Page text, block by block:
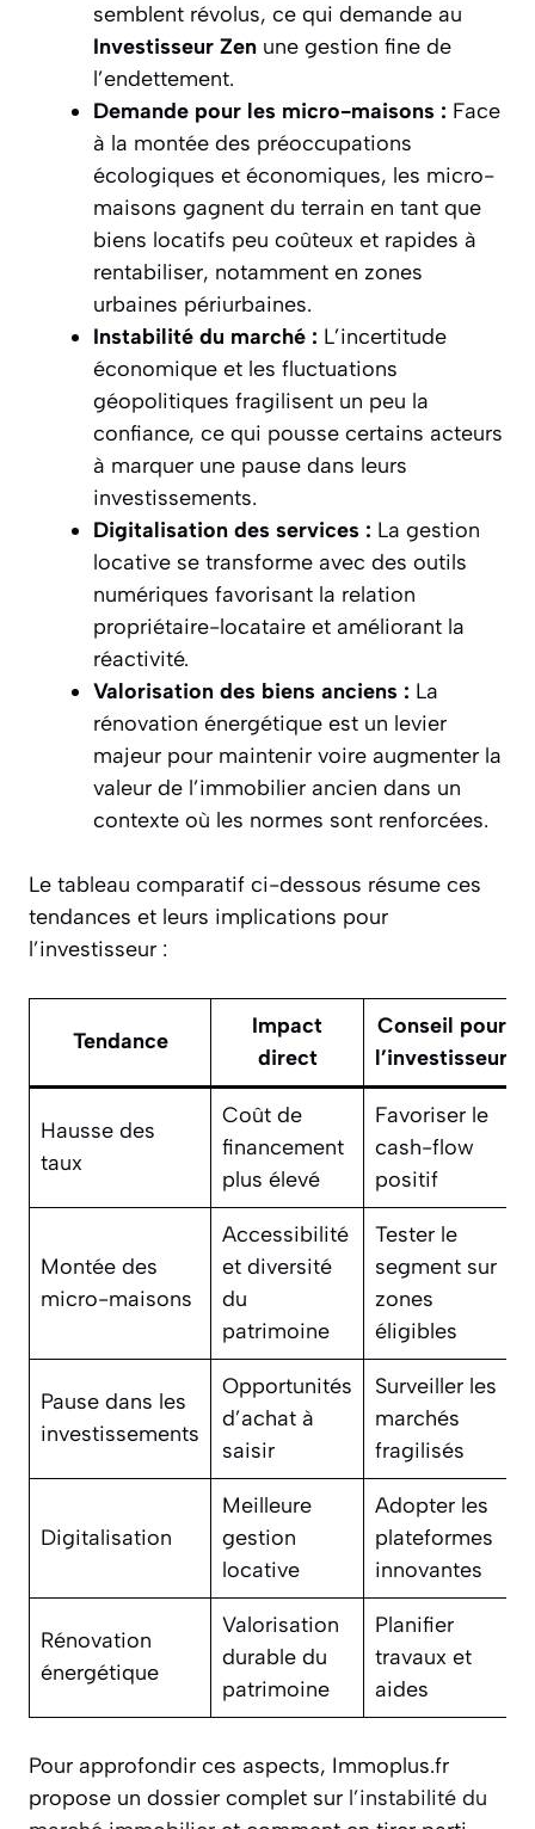
semblent révolus, ce qui demande au
Investisseur Zen une gestion fine de
l’endettement.
Demande pour les micro-maisons : Face
à la montée des préoccupations
écologiques et économiques, les micro-
maisons gagnent du terrain en tant que
biens locatifs peu coûteux et rapides à
rentabiliser, notamment en zones
urbaines périurbaines.
Instabilité du marché : L’incertitude
économique et les fluctuations
géopolitiques fragilisent un peu la
confiance, ce qui pousse certains acteurs
à marquer une pause dans leurs
investissements.
Digitalisation des services : La gestion
locative se transforme avec des outils
numériques favorisant la relation
propriétaire-locataire et améliorant la
réactivité.
Valorisation des biens anciens : La
rénovation énergétique est un levier
majeur pour maintenir voire augmenter la
valeur de l’immobilier ancien dans un
contexte où les normes sont renforcées.
Le tableau comparatif ci-dessous résume ces
tendances et leurs implications pour
l’investisseur :
Tendance
Impact
direct
Conseil pour
l’investisseur
Hausse des
taux
Coût de
financement
plus élevé
Favoriser le
cash-flow
positif
Montée des
micro-maisons
Accessibilité
et diversité
du
patrimoine
Tester le
segment sur
zones
éligibles
Pause dans les
investissements
Opportunités
d’achat à
saisir
Surveiller les
marchés
fragilisés
Digitalisation
Meilleure
gestion
locative
Adopter les
plateformes
innovantes
Rénovation
énergétique
Valorisation
durable du
patrimoine
Planifier
travaux et
aides
Pour approfondir ces aspects, Immoplus.fr
propose un dossier complet sur l’instabilité du